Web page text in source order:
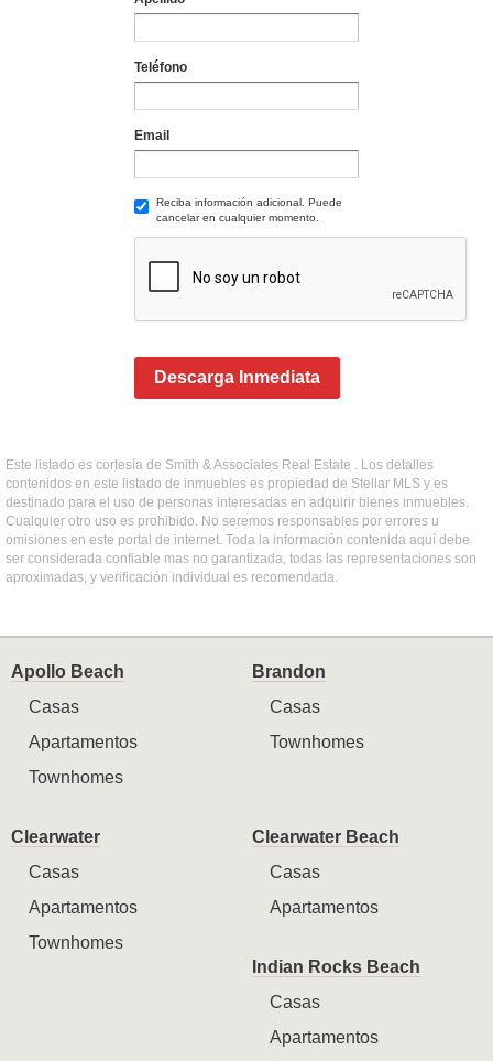
Teléfono
Email
Reciba información adicional. Puede
cancelar en cualquier momento.
Descarga Inmediata
Este listado es cortesía de Smith & Associates Real Estate . Los detalles
contenidos en este listado de inmuebles es propiedad de Stellar MLS y es
destinado para el uso de personas interesadas en adquirir bienes inmuebles.
Cualquier otro uso es prohibido. No seremos responsables por errores u
omisiones en este portal de internet. Toda la información contenida aquí debe
ser considerada confiable mas no garantizada, todas las representaciones son
aproximadas, y verificación individual es recomendada.
Apollo Beach
Casas
Apartamentos
Townhomes
Brandon
Casas
Townhomes
Clearwater
Casas
Apartamentos
Townhomes
Clearwater Beach
Casas
Apartamentos
Indian Rocks Beach
Casas
Apartamentos